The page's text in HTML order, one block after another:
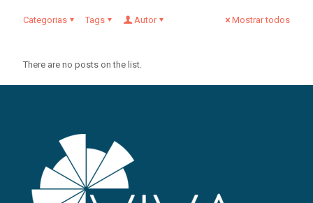
Categorias Tags Autor Mostrar todos
There are no posts on the list.